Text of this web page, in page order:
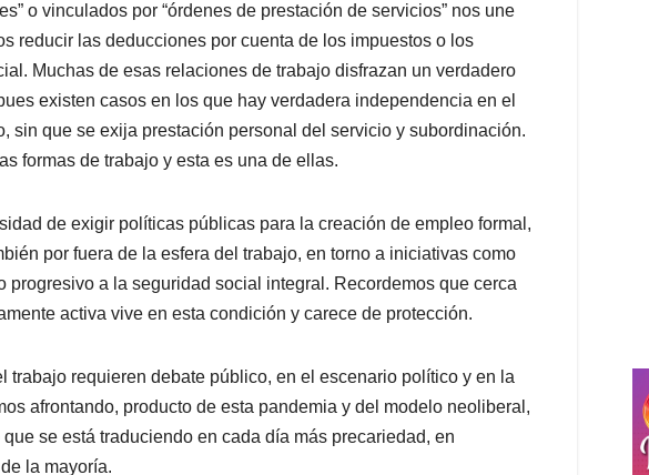
o vinculados por “órdenes de prestación de servicios” nos une
reducir las deducciones por cuenta de los impuestos o los
Muchas de esas relaciones de trabajo disfrazan un verdadero
existen casos en los que hay verdadera independencia en el
sin que se exija prestación personal del servicio y subordinación.
formas de trabajo y esta es una de ellas.
de exigir políticas públicas para la creación de empleo formal,
por fuera de la esfera del trabajo, en torno a iniciativas como
progresivo a la seguridad social integral. Recordemos que cerca
activa vive en esta condición y carece de protección.
trabajo requieren debate público, en el escenario político y en la
afrontando, producto de esta pandemia y del modelo neoliberal,
se está traduciendo en cada día más precariedad, en
la mayoría.